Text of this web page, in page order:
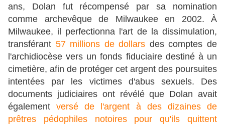
ans, Dolan fut récompensé par sa nomination
comme archevêque de Milwaukee en 2002. À
Milwaukee, il perfectionna l'art de la dissimulation,
transférant 57 millions de dollars des comptes de
l'archidiocèse vers un fonds fiduciaire destiné à un
cimetière, afin de protéger cet argent des poursuites
intentées par les victimes d'abus sexuels. Des
documents judiciaires ont révélé que Dolan avait
égalementversé de l'argent à des dizaines de
prêtres pédophiles notoires pour qu'ils quittent